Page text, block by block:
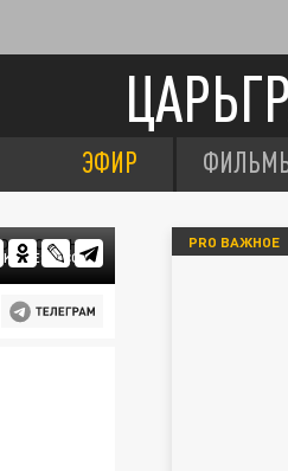
ЭФИР
PRO ВАЖНОЕ